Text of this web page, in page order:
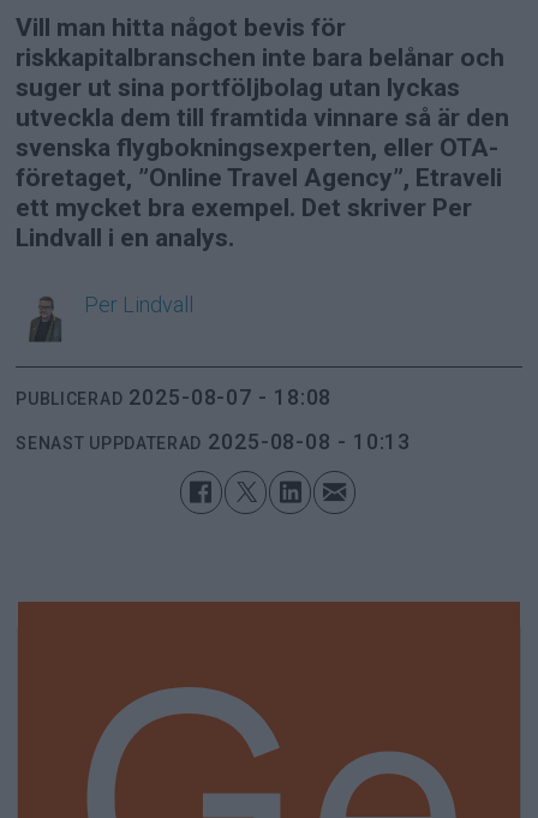
Vill man hitta något bevis för
riskkapitalbranschen inte bara belånar och
suger ut sina portföljbolag utan lyckas
utveckla dem till framtida vinnare så är den
svenska flygbokningsexperten, eller OTA-
företaget, ”Online Travel Agency”, Etraveli
ett mycket bra exempel. Det skriver Per
Lindvall i en analys.
Per Lindvall
PUBLICERAD 2025-08-07 - 18:08
SENAST UPPDATERAD 2025-08-08 - 10:13